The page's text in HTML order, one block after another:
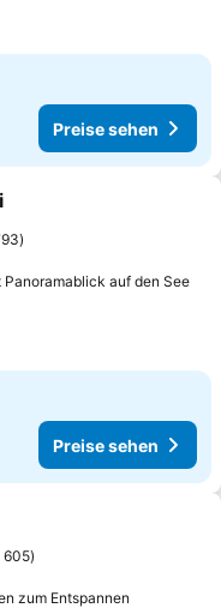
Preise sehen
hinzufügen
Panoramablick auf den See
Preise sehen
hinzufügen
605
zum Entspannen